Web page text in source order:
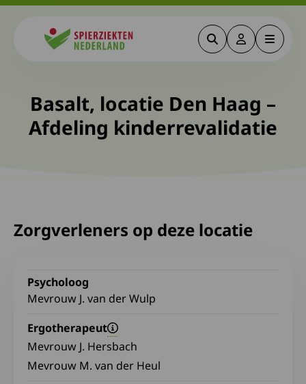
ZoekenDeze link
Menu
Basalt, locatie Den Haag –
Afdeling kinderrevalidatie
Zorgverleners op deze locatie
Psycholoog
Mevrouw J. van der Wulp
Ergotherapeut
Mevrouw J. Hersbach
Mevrouw M. van der Heul